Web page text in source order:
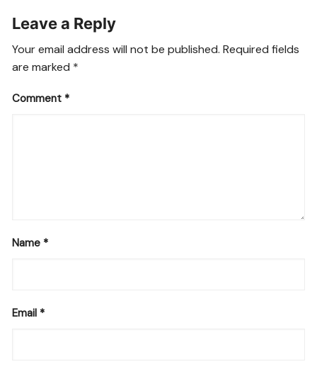
Leave a Reply
Your email address will not be published. Required fields
are marked *
Comment *
Name *
Email *